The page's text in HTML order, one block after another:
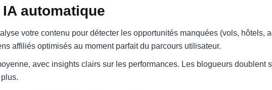
automatique
votre contenu pour détecter les opportunités manquées (vols, hôtels,
affiliés optimisés au moment parfait du parcours utilisateur.
avec insights clairs sur les performances. Les blogueurs doublent